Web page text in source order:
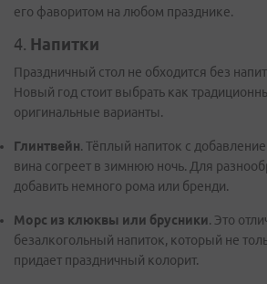
его фаворитом на любом празднике.
4. Напитки
Праздничный стол не обходится без
Новый год стоит выбрать как
оригинальные варианты.
Глинтвейн. Тёплый напиток с
вина согреет в зимнюю ночь. Для
добавить немного рома или бренди.
Морс из клюквы или брусники. Это
безалкогольный напиток, который не
придает праздничный колорит.